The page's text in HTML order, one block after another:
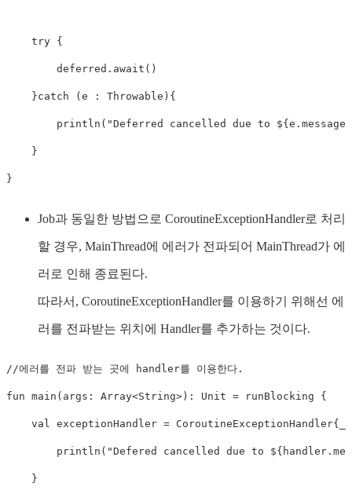
try {
        deferred
. await ( )
}catch (e : Throwable ) {
println ( "Deferred cancelled due to ${e . message
}
}
Job과 동일한 방법으로 CoroutineExceptionHandler로 처리
할 경우, MainThread에 에러가 전파되어 MainThread가 에
러로 인해 종료된다.
따라서, CoroutineExceptionHandler를 이용하기 위해선 에
러를 전파받는 위치에 Handler를 추가하는 것이다.
//에러를 전파 받는 곳에 handler를 이용한다.
fun main ( args : Array<String>) : Unit = runBlocking {
val exceptionHandler = CoroutineExceptionHandler{
println ( "Defered cancelled due to ${ handler .
}